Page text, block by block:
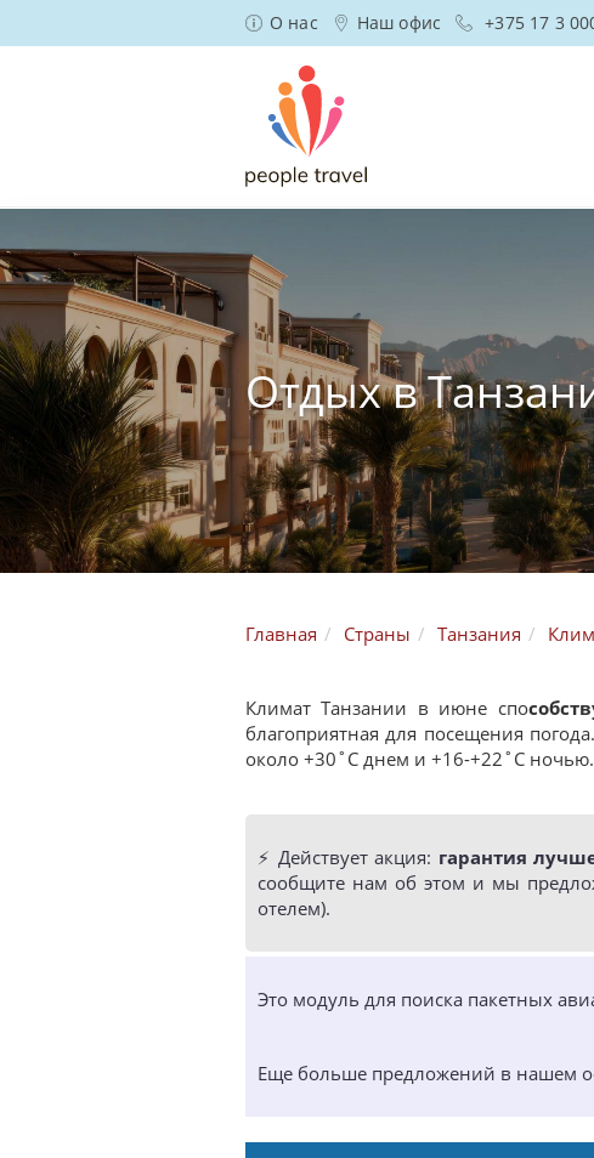
О нас Наш офис +375 17 3
Отдых в
Главная Страны Танзания
Климат Танзании в июне спо
благоприятная для посещения
около +30˚C днем и +16-+22˚C ночью.
⚡️ Действует акция: гарантия
сообщите нам об этом и мы
отелем).
Это модуль для поиска пакетных
Еще больше предложений в нашем